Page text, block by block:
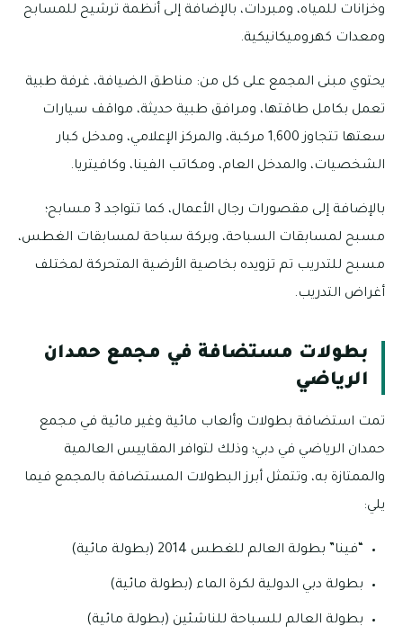
وخزانات للمياه، ومبردات، بالإضافة إلى أنظمة ترشيح للمسابح
ومعدات كهروميكانيكية.
يحتوي مبنى المجمع على كل من: مناطق الضيافة، غرفة طبية
تعمل بكامل طاقتها، ومرافق طبية حديثة، مواقف سيارات
سعتها تتجاوز 1,600 مركبة، والمركز الإعلامي، ومدخل كبار
الشخصيات، والمدخل العام، ومكاتب الفينا، وكافيتريا.
بالإضافة إلى مقصورات رجال الأعمال، كما تتواجد 3 مسابح؛
مسبح لمسابقات السباحة، وبركة سباحة لمسابقات الغطس،
مسبح للتدريب تم تزويده بخاصية الأرضية المتحركة لمختلف
أغراض التدريب.
بطولات مستضافة في مجمع حمدان
الرياضي
تمت استضافة بطولات وألعاب مائية وغير مائية في مجمع
حمدان الرياضي في دبي؛ وذلك لتوافر المقاييس العالمية
والممتازة به، وتتمثل أبرز البطولات المستضافة بالمجمع فيما
يلي:
“فينا” بطولة العالم للغطس 2014 (بطولة مائية)
بطولة دبي الدولية لكرة الماء (بطولة مائية)
بطولة العالم للسباحة للناشئين (بطولة مائية)